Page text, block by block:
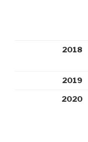
2018
2019
2020